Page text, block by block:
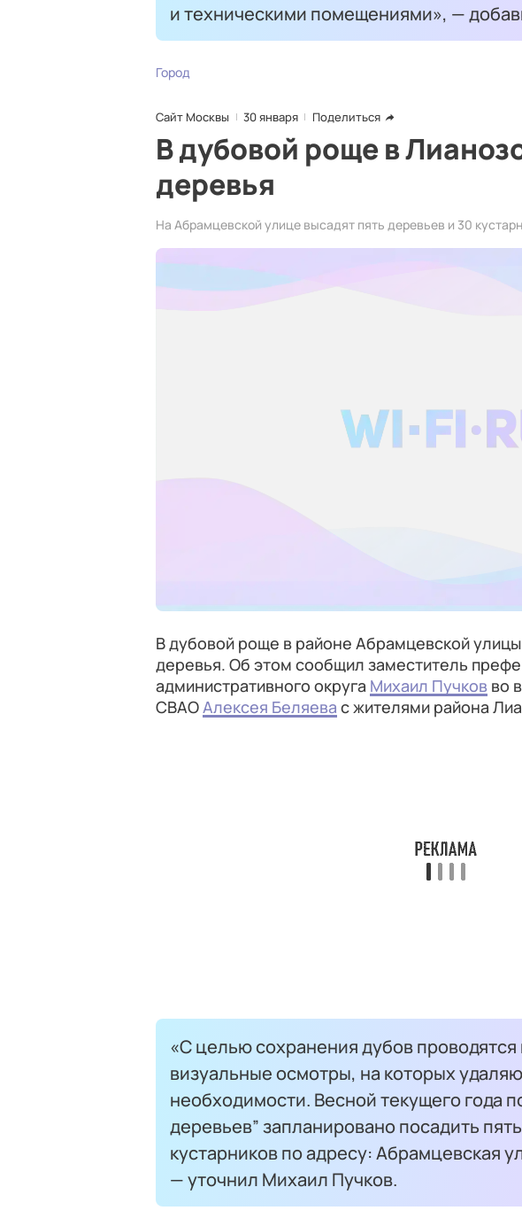
и техническими помещениями», —
Город
Сайт Москвы 30 января Поделиться
В дубовой роще в
деревья
На Абрамцевской улице высадят пять деревьев и 30
В дубовой роще в районе Абрамцевской
деревья. Об этом сообщил заместитель
административного округа Михаил Пучков во
СВАОАлексея Беляева с жителями района
«С целью сохранения дубов
визуальные осмотры, на которых
необходимости. Весной текущего года
деревьев” запланировано посадить
кустарников по адресу: Абрамцевская
— уточнил Михаил Пучков.